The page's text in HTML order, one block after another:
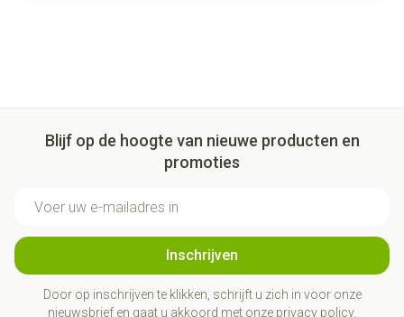
Blijf op de hoogte van nieuwe producten en
promoties
Inschrijven
Door op inschrijven te klikken, schrijft u zich in voor onze
nieuwsbrief en gaat u akkoord met onze privacy policy.